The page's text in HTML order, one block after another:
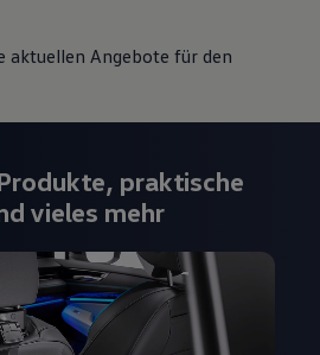
aktuellen Angebote für den
praktische
vieles mehr